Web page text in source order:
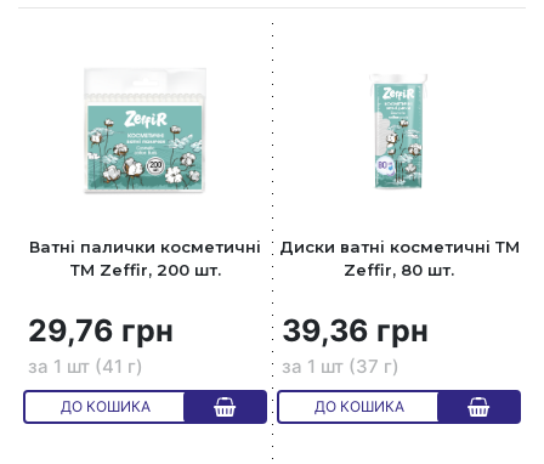
Ватні палички косметичні
ТМ Zeffir, 200 шт.
29,76 грн
за 1 шт (41 г)
ДО КОШИКА
Диски ватні косметичні ТМ
Zeffir, 80 шт.
39,36 грн
за 1 шт (37 г)
ДО КОШИКА